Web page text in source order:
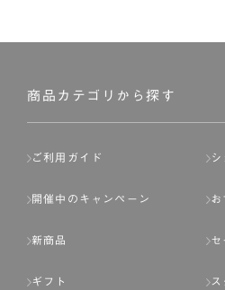
商品カテゴリから探す
ご利用ガイド
開催中のキャンペーン お
新商品 セ
ギフト